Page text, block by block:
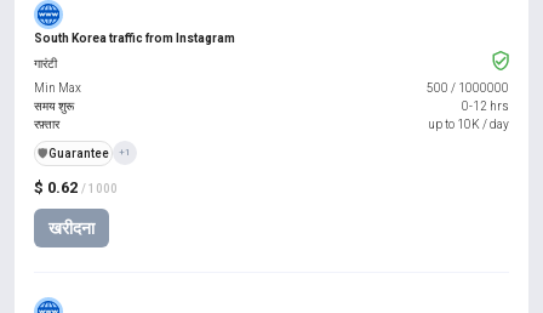
South Korea traffic from Instagram
$ 0.62 / 1000
खरीदना
गारंटी
Min Max
500 / 1000000
समय शुरू
0-12 hrs
रफ़्तार
up to 10K / day
️🛡️Guarantee +1